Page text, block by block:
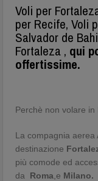
Voli per
per Recife, Voli
Salvador de
Fortaleza , qui
offertissime.
Perchè non volare
La compagnia aerea
destinazione
più comode ed
da Roma ,e Milano.